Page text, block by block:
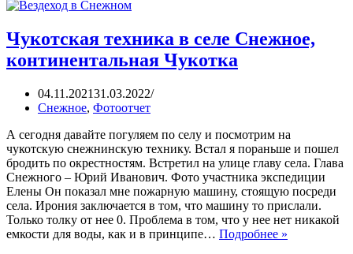
Чукотская техника в селе Снежное,
континентальная Чукотка
04.11.202131.03.2022
Снежное, Фотоотчет
А сегодня давайте погуляем по селу и посмотрим на
чукотскую снежнинскую технику. Встал я пораньше и пошел
бродить по окрестностям. Встретил на улице главу села. Глава
Снежного – Юрий Иванович. Фото участника экспедиции
Елены Он показал мне пожарную машину, стоящую посреди
села. Ирония заключается в том, что машину то прислали.
Только толку от нее 0. Проблема в том, что у нее нет никакой
емкости для воды, как и в принципе… Подробнее »